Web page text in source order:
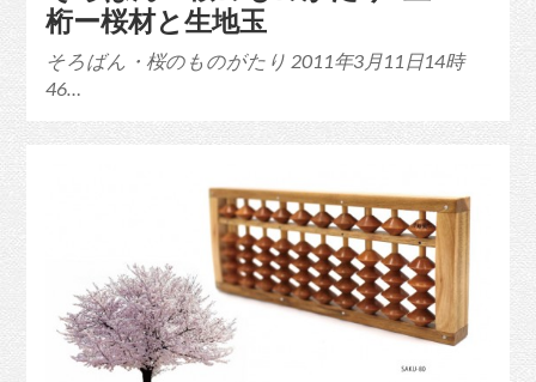
桁ー桜材と生地玉
そろばん・桜のものがたり 2011年3月11日14時
46…